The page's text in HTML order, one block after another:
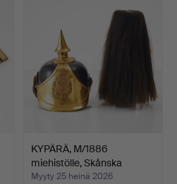
KYPÄRÄ, M/1886
miehistölle, Skånska
Dragon…
Myyty 25 heinä 2026